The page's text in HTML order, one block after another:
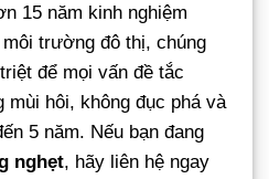
15 năm kinh nghiệm
trường đô thị, chúng
để mọi vấn đề tắc
mùi hôi, không đục phá và
5 năm. Nếu bạn đang
nghẹt, hãy liên hệ ngay